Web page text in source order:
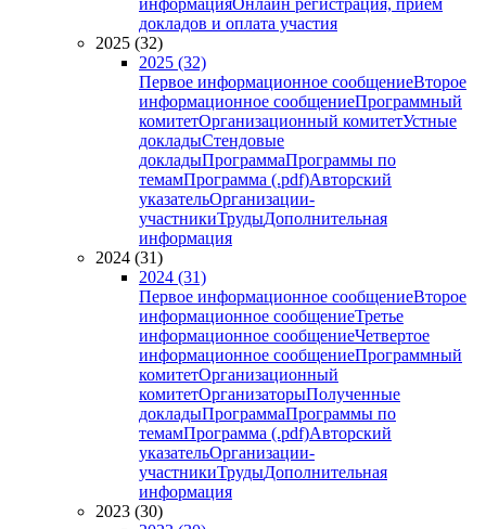
информацияОнлайн регистрация, приём
докладов и оплата участия
2025 (32)
2025 (32)
Первое информационное сообщениеВторое
информационное сообщениеПрограммный
комитетОрганизационный комитетУстные
докладыСтендовые
докладыПрограммаПрограммы по
темамПрограмма (.pdf)Авторский
указательОрганизации-
участникиТрудыДополнительная
информация
2024 (31)
2024 (31)
Первое информационное сообщениеВторое
информационное сообщениеТретье
информационное сообщениеЧетвертое
информационное сообщениеПрограммный
комитетОрганизационный
комитетОрганизаторыПолученные
докладыПрограммаПрограммы по
темамПрограмма (.pdf)Авторский
указательОрганизации-
участникиТрудыДополнительная
информация
2023 (30)